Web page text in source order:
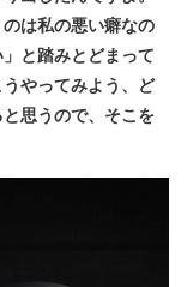
は私の悪い癖なの
と踏みとどまって
やってみよう、ど
思うので、そこを